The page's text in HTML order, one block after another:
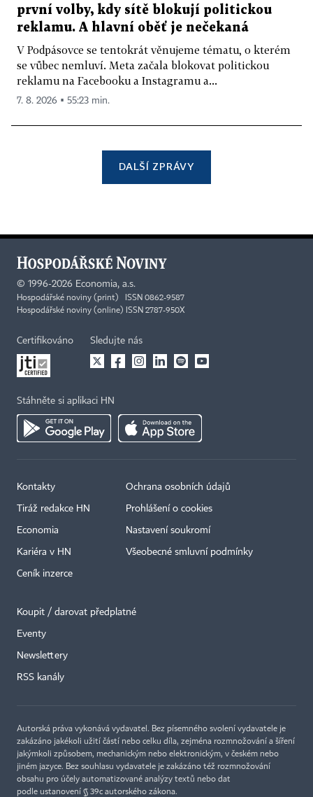
první volby, kdy sítě blokují politickou
reklamu. A hlavní oběť je nečekaná
V Podpásovce se tentokrát věnujeme tématu, o kterém
se vůbec nemluví. Meta začala blokovat politickou
reklamu na Facebooku a Instagramu a...
7. 8. 2026 ▪ 55:23 min.
DALŠÍ ZPRÁVY
© 1996-2026 Economia, a.s.
Hospodářské noviny (print) ISSN 0862-9587
Hospodářské noviny (online) ISSN 2787-950X
Certifikováno Sledujte nás
Stáhněte si aplikaci HN
Kontakty
Tiráž redakce HN
Economia
Kariéra v HN
Ceník inzerce
Ochrana osobních údajů
Prohlášení o cookies
Nastavení soukromí
Všeobecné smluvní podmínky
Koupit / darovat předplatné
Eventy
Newslettery
RSS kanály
Autorská práva vykonává vydavatel. Bez písemného svolení vydavatele je
zakázáno jakékoli užití částí nebo celku díla, zejména rozmnožování a šíření
jakýmkoli způsobem, mechanickým nebo elektronickým, v českém nebo
jiném jazyce. Bez souhlasu vydavatele je zakázáno též rozmnožování
obsahu pro účely automatizované analýzy textů nebo dat
podle ustanovení § 39c autorského zákona.